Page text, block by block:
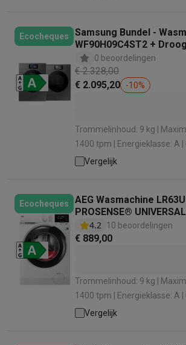
Ecocheques
Samsung Bundel -
WF90H09C4ST2 +
DV90F09F4SU3
0 beoordelingen
€ 2.328,00
€ 2.095,20
-10%
Trommelinhoud: 9 kg |
1400 tpm | Energieklasse: A | Geluidsniveau bij
het zwieren: 72 dB |
Vergelijk
Ecocheques
AEG Wasmachine
PROSENSE®
4.2 10 beoordelingen
€ 889,00
Trommelinhoud: 9 kg |
1400 tpm | Energieklasse: A | Geluidsniveau bij
het zwieren: 76 dB |
Vergelijk